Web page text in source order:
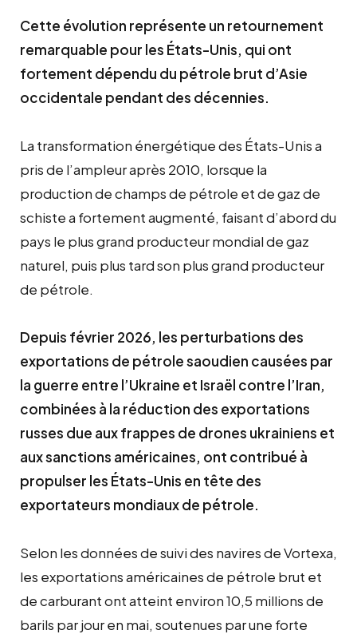
Cette évolution représente un retournement
remarquable pour les États-Unis, qui ont
fortement dépendu du pétrole brut d’Asie
occidentale pendant des décennies.
La transformation énergétique des États-Unis a
pris de l’ampleur après 2010, lorsque la
production de champs de pétrole et de gaz de
schiste a fortement augmenté, faisant d’abord du
pays le plus grand producteur mondial de gaz
naturel, puis plus tard son plus grand producteur
de pétrole.
Depuis février 2026, les perturbations des
exportations de pétrole saoudien causées par
la guerre entre l’Ukraine et Israël contre l’Iran,
combinées à la réduction des exportations
russes due aux frappes de drones ukrainiens et
aux sanctions américaines, ont contribué à
propulser les États-Unis en tête des
exportateurs mondiaux de pétrole.
Selon les données de suivi des navires de Vortexa,
les exportations américaines de pétrole brut et
de carburant ont atteint environ 10,5 millions de
barils par jour en mai, soutenues par une forte